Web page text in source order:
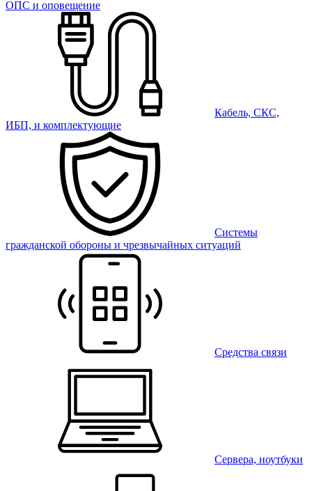
ОПС и оповещение
Кабель, СКС,
ИБП, и комплектующие
Системы
гражданской обороны и чрезвычайных ситуаций
Средства связи
Сервера, ноутбуки